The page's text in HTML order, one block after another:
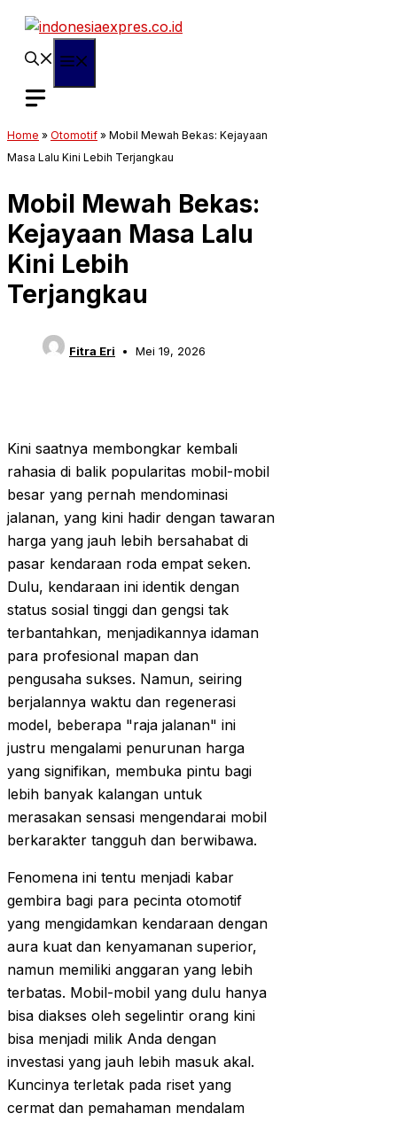
Langsung
Home » Otomotif » Mobil Mewah Bekas: Kejayaan
Masa Lalu Kini Lebih Terjangkau
Mobil Mewah Bekas:
Kejayaan Masa Lalu
Kini Lebih
Terjangkau
Fitra Eri Mei 19, 2026
Kini saatnya membongkar kembali
rahasia di balik popularitas mobil-mobil
besar yang pernah mendominasi
jalanan, yang kini hadir dengan tawaran
harga yang jauh lebih bersahabat di
pasar kendaraan roda empat seken.
Dulu, kendaraan ini identik dengan
status sosial tinggi dan gengsi tak
terbantahkan, menjadikannya idaman
para profesional mapan dan
pengusaha sukses. Namun, seiring
berjalannya waktu dan regenerasi
model, beberapa "raja jalanan" ini
justru mengalami penurunan harga
yang signifikan, membuka pintu bagi
lebih banyak kalangan untuk
merasakan sensasi mengendarai mobil
berkarakter tangguh dan berwibawa.
Fenomena ini tentu menjadi kabar
gembira bagi para pecinta otomotif
yang mengidamkan kendaraan dengan
aura kuat dan kenyamanan superior,
namun memiliki anggaran yang lebih
terbatas. Mobil-mobil yang dulu hanya
bisa diakses oleh segelintir orang kini
bisa menjadi milik Anda dengan
investasi yang jauh lebih masuk akal.
Kuncinya terletak pada riset yang
cermat dan pemahaman mendalam